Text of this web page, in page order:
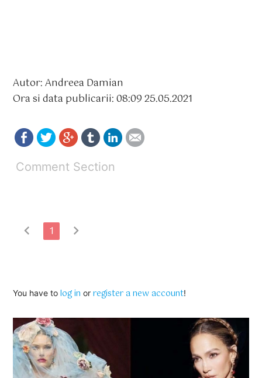
Autor: Andreea Damian
Ora si data publicarii: 08:09 25.05.2021
Comment Section
chevron_left 1 chevron_right
You have tolog in orregister a new account!